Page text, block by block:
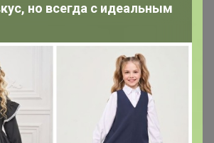
но всегда с идеальным